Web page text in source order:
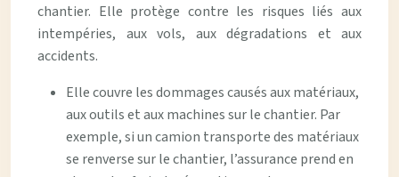
chantier. Elle protège contre les risques liés aux
intempéries, aux vols, aux dégradations et aux
accidents.
Elle couvre les dommages causés aux matériaux,
aux outils et aux machines sur le chantier. Par
exemple, si un camion transporte des matériaux
se renverse sur le chantier, l’assurance prend en